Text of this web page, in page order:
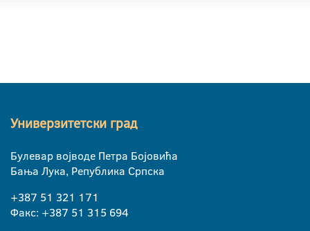
Универзитетски град
Булевар војводе Петра Бојовића
Бања Лука, Република Српска
+387 51 321 171
Факс: +387 51 315 694